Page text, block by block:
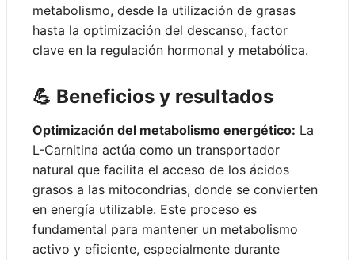
metabolismo, desde la utilización de grasas
hasta la optimización del descanso, factor
clave en la regulación hormonal y metabólica.
💪 Beneficios y resultados
Optimización del metabolismo energético: La
L-Carnitina actúa como un transportador
natural que facilita el acceso de los ácidos
grasos a las mitocondrias, donde se convierten
en energía utilizable. Este proceso es
fundamental para mantener un metabolismo
activo y eficiente, especialmente durante